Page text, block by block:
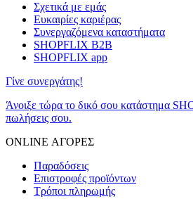
Σχετικά με εμάς
Ευκαιρίες καριέρας
Συνεργαζόμενα καταστήματα
SHOPFLIX B2B
SHOPFLIX app
Γίνε συνεργάτης!
Άνοιξε τώρα το δικό σου κατάστημα
πωλήσεις σου.
ONLINE ΑΓΟΡΕΣ
Παραδόσεις
Επιστροφές προϊόντων
Τρόποι πληρωμής